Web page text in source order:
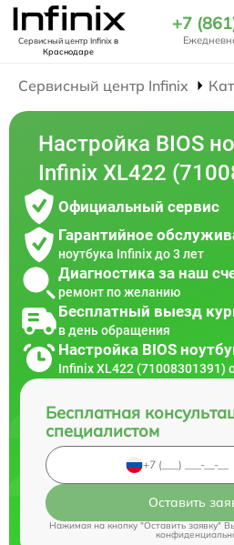
Сервисный центр Infinixв
Краснодаре
+7
Сервисный центр Infinix
Настройка BIOS
Infinix XL422
Официальный сервис
Гарантийное
ноутбука Infinix до 3 лет
Диагностика за наш
ремонт по желанию
Бесплатный выезд
в день обращения
Настройка BIOS
Infinix XL422 (71008301391)
Бесплатная
специалистом
Оставить
Нажимая на кнопку "Оставить заявку"